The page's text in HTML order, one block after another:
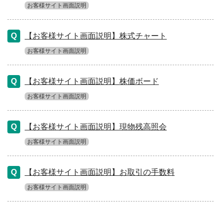
お客様サイト画面説明
【お客様サイト画面説明】株式チャート
お客様サイト画面説明
【お客様サイト画面説明】株価ボード
お客様サイト画面説明
【お客様サイト画面説明】現物残高照会
お客様サイト画面説明
【お客様サイト画面説明】お取引の手数料
お客様サイト画面説明